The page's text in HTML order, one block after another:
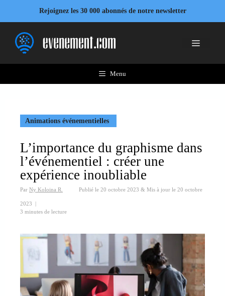
contenu
Rejoignez les 30 000 abonnés de notre newsletter
Menu
Menu
Animations événementielles
L’importance du graphisme dans
l’événementiel : créer une
expérience inoubliable
Par Ny Koloina R. Publié le 20 octobre 2023 & Mis à jour le 20 octobre
2023 |
3 minutes de lecture